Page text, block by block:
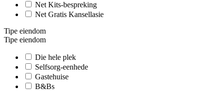
Net Kits-bespreking
Net Gratis Kansellasie
Tipe eiendom
Tipe eiendom
Die hele plek
Selfsorg-eenhede
Gastehuise
B&Bs